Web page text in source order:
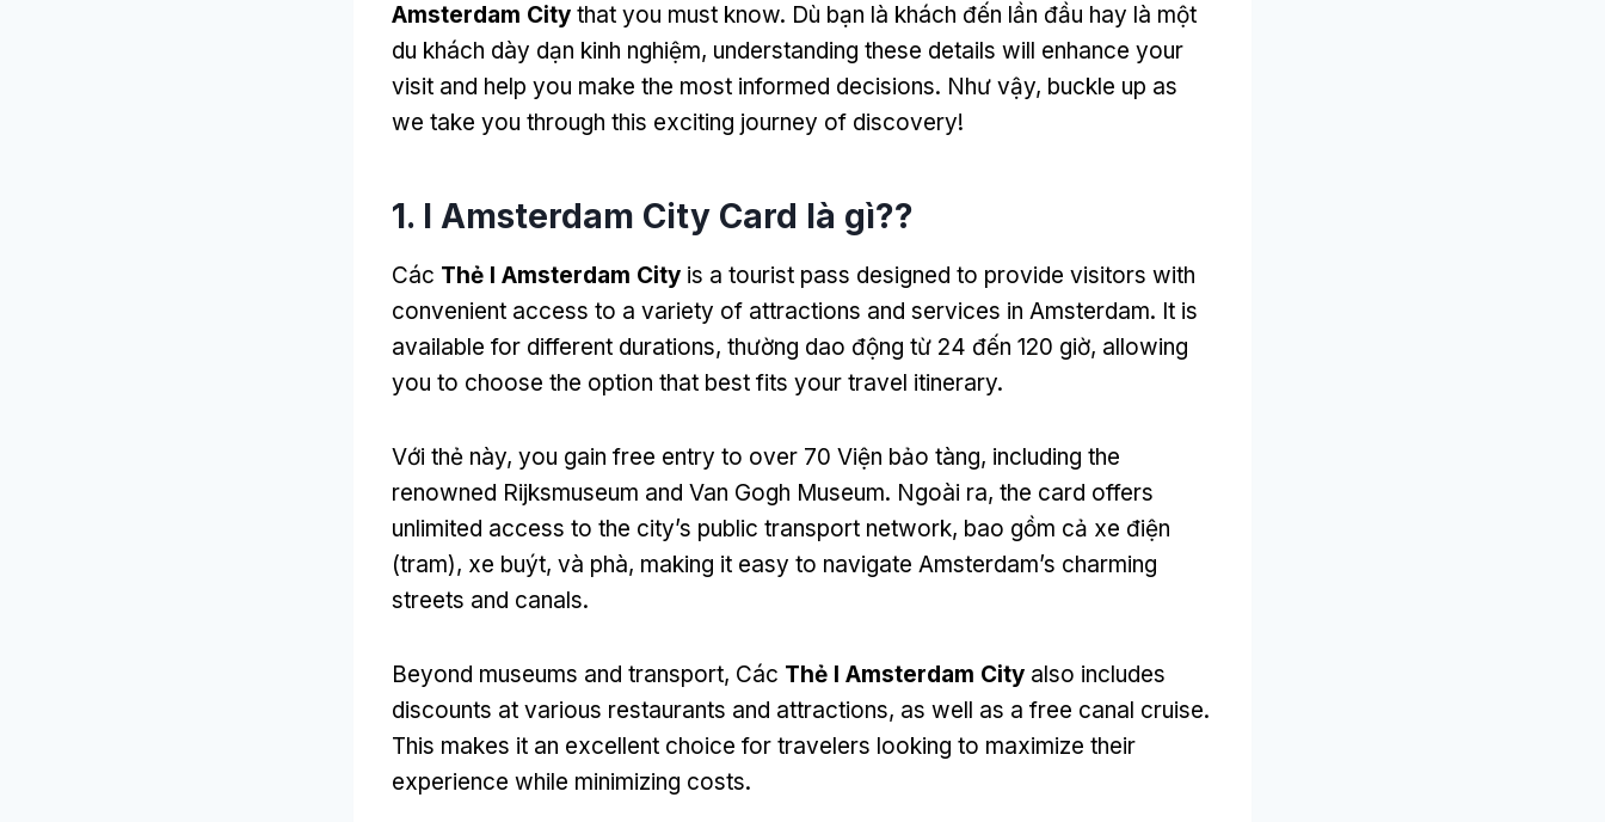
Amsterdam City that you must know. Dù bạn là khách đến lần đầu hay là một
du khách dày dạn kinh nghiệm, understanding these details will enhance your
visit and help you make the most informed decisions. Như vậy, buckle up as
we take you through this exciting journey of discovery!
1. I Amsterdam City Card là gì??
Các Thẻ I Amsterdam City is a tourist pass designed to provide visitors with
convenient access to a variety of attractions and services in Amsterdam. It is
available for different durations, thường dao động từ 24 đến 120 giờ, allowing
you to choose the option that best fits your travel itinerary.
Với thẻ này, you gain free entry to over 70 Viện bảo tàng, including the
renowned Rijksmuseum and Van Gogh Museum. Ngoài ra, the card offers
unlimited access to the city’s public transport network, bao gồm cả xe điện
(tram), xe buýt, và phà, making it easy to navigate Amsterdam’s charming
streets and canals.
Beyond museums and transport, Các Thẻ I Amsterdam City also includes
discounts at various restaurants and attractions, as well as a free canal cruise.
This makes it an excellent choice for travelers looking to maximize their
experience while minimizing costs.